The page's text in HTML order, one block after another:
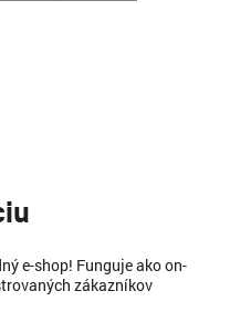
e-shop! Funguje ako on-
zákazníkov